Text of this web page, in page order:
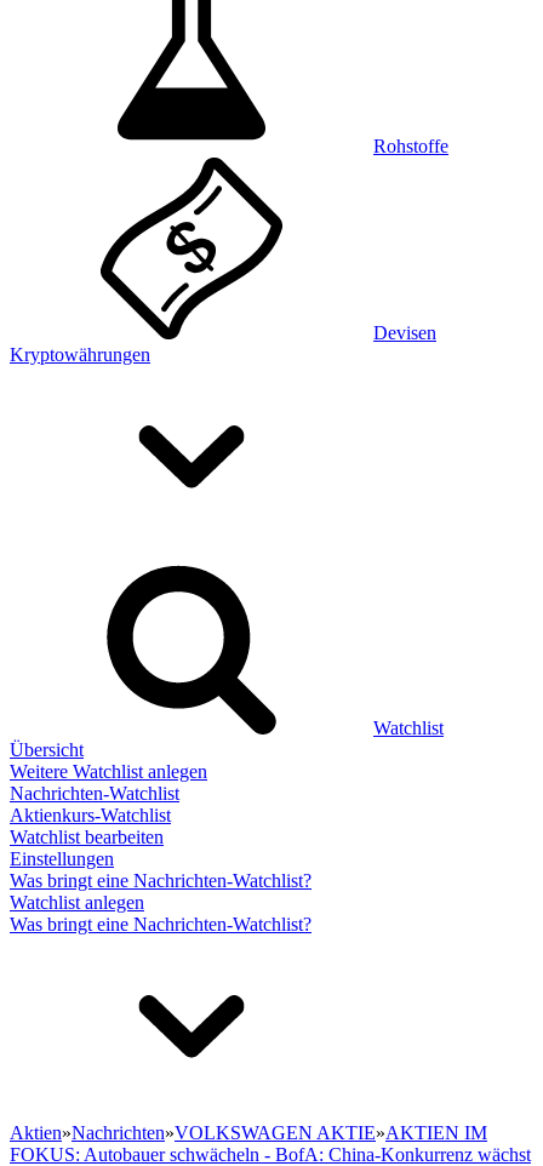
Rohstoffe
Devisen
Kryptowährungen
Watchlist
Übersicht
Weitere Watchlist anlegen
Nachrichten-Watchlist
Aktienkurs-Watchlist
Watchlist bearbeiten
Einstellungen
Was bringt eine Nachrichten-Watchlist?
Watchlist anlegen
Was bringt eine Nachrichten-Watchlist?
Aktien»Nachrichten»VOLKSWAGEN AKTIE»AKTIEN IM
FOKUS: Autobauer schwächeln - BofA: China-Konkurrenz wächst